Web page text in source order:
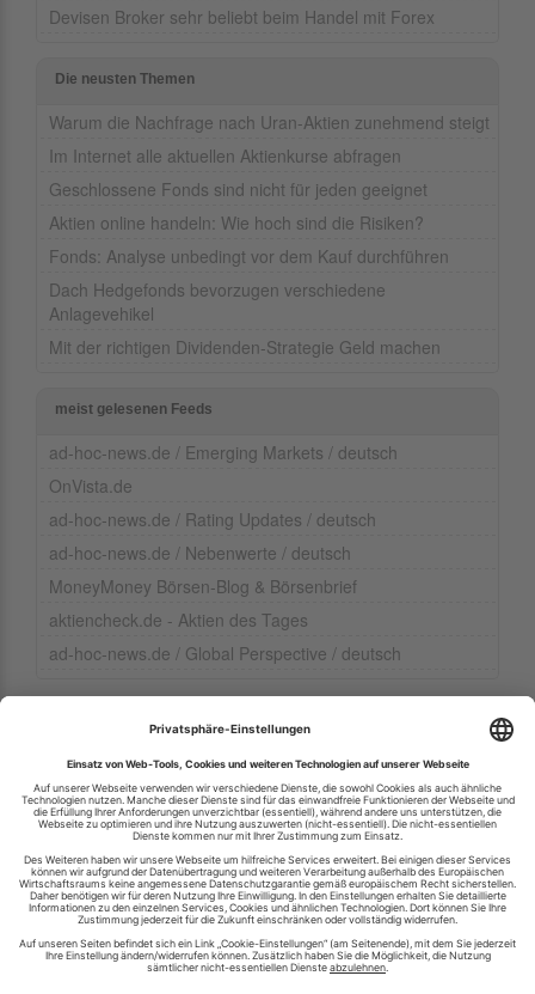
Devisen Broker sehr beliebt beim Handel mit Forex
Die neusten Themen
Warum die Nachfrage nach Uran-Aktien zunehmend steigt
Im Internet alle aktuellen Aktienkurse abfragen
Geschlossene Fonds sind nicht für jeden geeignet
Aktien online handeln: Wie hoch sind die Risiken?
Fonds: Analyse unbedingt vor dem Kauf durchführen
Dach Hedgefonds bevorzugen verschiedene
Anlagevehikel
Mit der richtigen Dividenden-Strategie Geld machen
meist gelesenen Feeds
ad-hoc-news.de / Emerging Markets / deutsch
OnVista.de
ad-hoc-news.de / Rating Updates / deutsch
ad-hoc-news.de / Nebenwerte / deutsch
MoneyMoney Börsen-Blog & Börsenbrief
aktiencheck.de - Aktien des Tages
ad-hoc-news.de / Global Perspective / deutsch
Ihren RSS-Feed veröffentlichen
RSS-Verzeichnis.de © 2003-2026
Impressum
Kontakt
Datenschutzinformation